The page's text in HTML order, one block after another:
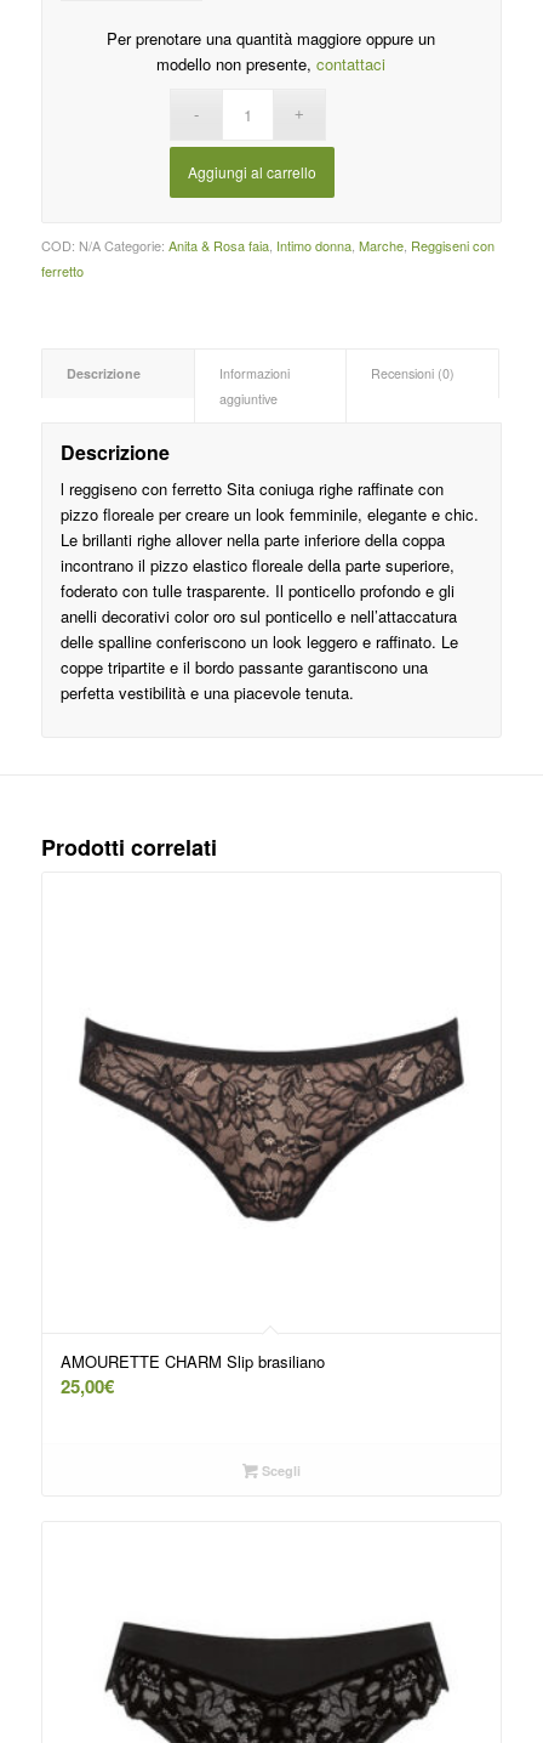
Per prenotare una quantità maggiore oppure un
modello non presente,contattaci
Aggiungi al carrello
COD: N/A Categorie: Anita & Rosa faia, Intimo donna, Marche, Reggiseni con
ferretto
Descrizione
Informazioni
aggiuntive
Recensioni (0)
Descrizione
l reggiseno con ferretto Sita coniuga righe raffinate con
pizzo floreale per creare un look femminile, elegante e chic.
Le brillanti righe allover nella parte inferiore della coppa
incontrano il pizzo elastico floreale della parte superiore,
foderato con tulle trasparente. Il ponticello profondo e gli
anelli decorativi color oro sul ponticello e nell’attaccatura
delle spalline conferiscono un look leggero e raffinato. Le
coppe tripartite e il bordo passante garantiscono una
perfetta vestibilità e una piacevole tenuta.
Prodotti correlati
AMOURETTE CHARM Slip brasiliano
25,00€
Scegli